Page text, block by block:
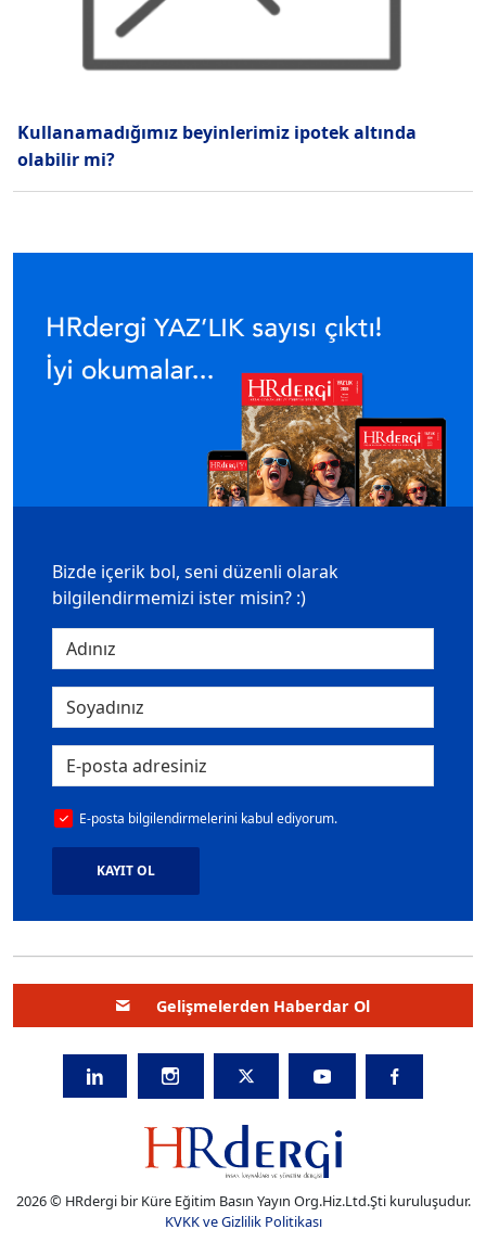
Kullanamadığımız beyinlerimiz ipotek altında
olabilir mi?
Bizde içerik bol, seni düzenli olarak
bilgilendirmemizi ister misin? :)
E-posta bilgilendirmelerini kabul ediyorum.
KAYIT OL
Gelişmelerden Haberdar Ol
2026 © HRdergi bir Küre Eğitim Basın Yayın Org.Hiz.Ltd.Şti kuruluşudur.
KVKK ve Gizlilik Politikası